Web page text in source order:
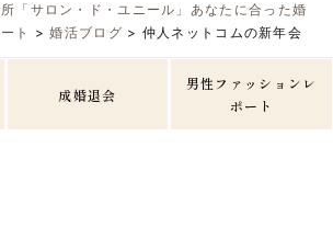
「サロン・ド・ユニール」あなたに合った婚
ト
>婚活ブログ > 仲人ネットコムの新年会
成婚退会
男性ファッションレ
ポート